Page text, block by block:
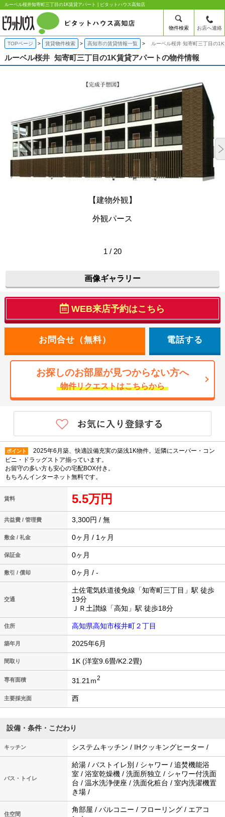
ルーベル桜井知寄町三丁目の1K賃貸アパート | ピタットハウス高知店
物件検索 お店へ連絡
TOPページ 賃貸物件検索 高知市の賃貸情報一覧 ルーベル桜井 知寄町三丁目の
ルーベル桜井 知寄町三丁目の1K賃貸アパートの物件情報
【建物外観】
外観パース
1 / 20
画像ギャラリー
WEB来店予約はこちら
電話する
お探しのお部屋が見つからない方へ
物件リクエストはこちらから
ポイント
2025年6月築、快適設備充実の築浅1K物件。近隣にスーパー・コン
ビニ・ドラッグストア揃っています。
お留守の多い方も安心の宅配BOX付き。
もちろんインターネット無料です。
賃料 5.5万円
共益費 / 管理費 3,300円 / 無
敷金 / 礼金 0ヶ月 / 1ヶ月
保証金 0ヶ月
敷引 / 償却 0ヶ月 / -
交通
土佐電気鉄道後免線「知寄町三丁目」駅 徒歩
19分
ＪＲ土讃線「高知」駅 徒歩18分
住所 高知県高知市桜井町２丁目
築年月 2025年6月
間取り 1K (洋室9.6畳/K2.2畳)
専有面積 31.21ｍ2
主要採光面 西
設備・条件・こだわり
キッチン システムキッチン / IHクッキングヒーター /
バス・トイレ
給湯 / バストイレ別 / シャワー / 追焚機能浴
室 / 浴室乾燥機 / 洗面所独立 / シャワー付洗面
台 / 温水洗浄便座 / 洗面化粧台 / 室内洗濯機置
き場 /
住空間
角部屋 / バルコニー / フローリング / エアコ